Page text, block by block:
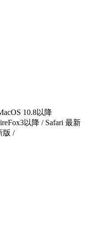
10.8以降
以降 / Safari 最新
版 /